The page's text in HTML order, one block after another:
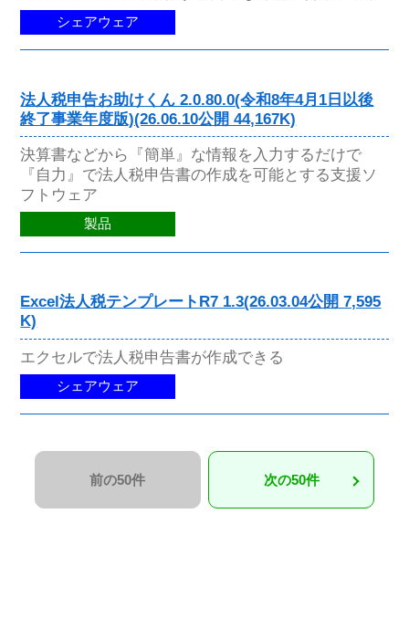
シェアウェア
法人税申告お助けくん 2.0.80.0(令和8年4月1日以後
終了事業年度版)(26.06.10公開 44,167K)
決算書などから『簡単』な情報を入力するだけで
『自力』で法人税申告書の作成を可能とする支援ソ
フトウェア
製品
Excel法人税テンプレートR7 1.3(26.03.04公開 7,595
K)
エクセルで法人税申告書が作成できる
シェアウェア
前の50件 次の50件